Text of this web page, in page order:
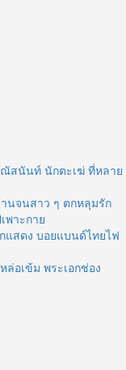
สนันท์ นักตะเฆ่ ที่หลาย
นจนสาว ๆ ตกหลุมรัก
พาะกาย
แสดง บอยแบนด์ไทยไฟ
อเข้ม พระเอกช่อง